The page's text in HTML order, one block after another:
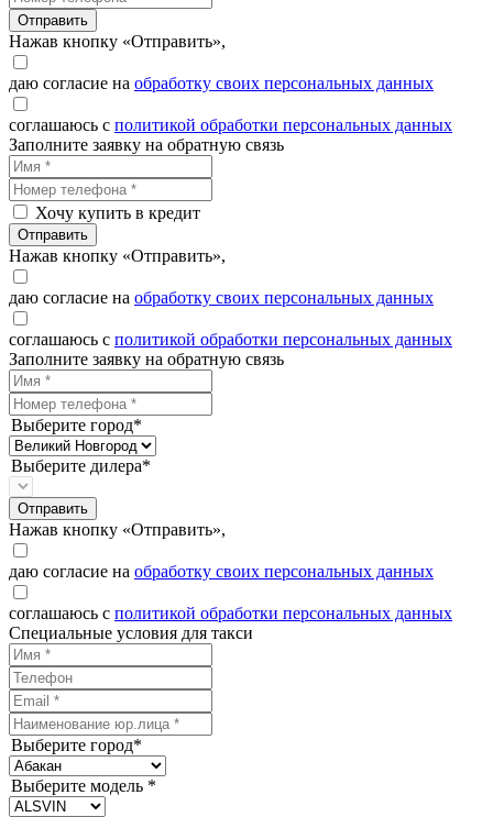
Отправить
Нажав кнопку «Отправить»,
даю согласие на обработку своих персональных данных
соглашаюсь с политикой обработки персональных данных
Заполните заявку на обратную связь
Хочу купить в кредит
Отправить
Нажав кнопку «Отправить»,
даю согласие на обработку своих персональных данных
соглашаюсь с политикой обработки персональных данных
Заполните заявку на обратную связь
Выберите город*
Выберите дилера*
Отправить
Нажав кнопку «Отправить»,
даю согласие на обработку своих персональных данных
соглашаюсь с политикой обработки персональных данных
Специальные условия для такси
Выберите город*
Выберите модель *